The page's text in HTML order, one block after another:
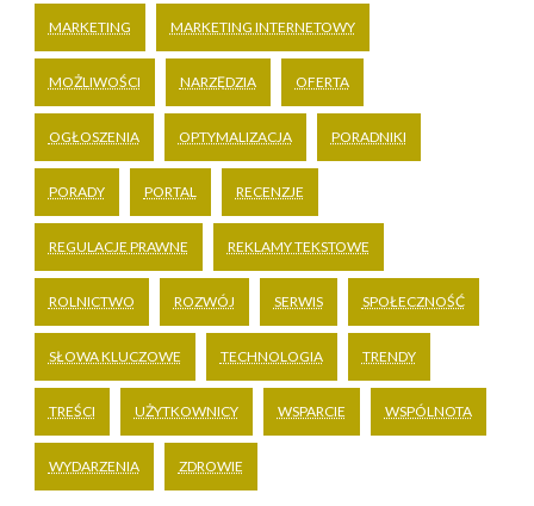
MARKETING MARKETING INTERNETOWY
MOŻLIWOŚCI NARZĘDZIA OFERTA
OGŁOSZENIA OPTYMALIZACJA PORADNIKI
PORADY PORTAL RECENZJE
REGULACJE PRAWNE REKLAMY TEKSTOWE
ROLNICTWO ROZWÓJ SERWIS SPOŁECZNOŚĆ
SŁOWA KLUCZOWE TECHNOLOGIA TRENDY
TREŚCI UŻYTKOWNICY WSPARCIE WSPÓLNOTA
WYDARZENIA ZDROWIE